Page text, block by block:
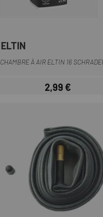
ELTIN
CHAMBRE À AIR ELTIN 16
Prix
2,99 €